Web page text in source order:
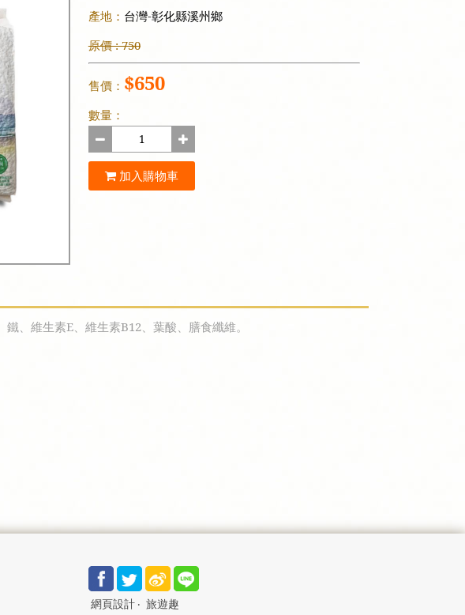
產地： 台灣-彰化縣溪州鄉
原價 : 750
售價： $650
數量：
加入購物車
、維生素E、維生素B12、葉酸、膳食纖維。
網頁設計 ‧ 旅遊趣